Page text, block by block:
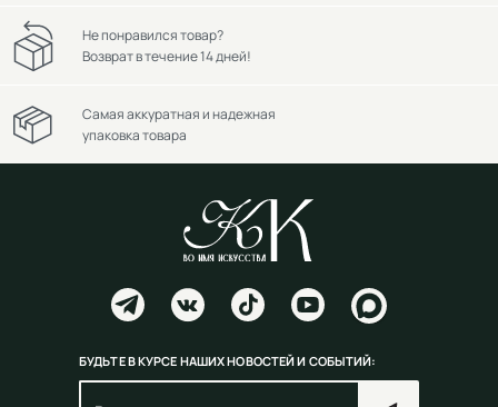
Не понравился товар?
Возврат в течение 14 дней!
Самая аккуратная и надежная
упаковка товара
БУДЬТЕ В КУРСЕ НАШИХ НОВОСТЕЙ И СОБЫТИЙ: